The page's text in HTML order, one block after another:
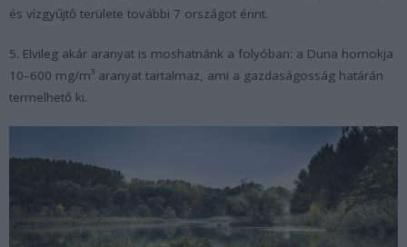
és vízgyűjtő területe további 7 országot érint.
5. Elvileg akár aranyat is moshatnánk a folyóban: a Duna homokja
10–600 mg/m³ aranyat tartalmaz, ami a gazdaságosság határán
termelhető ki.